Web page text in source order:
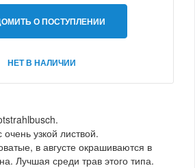
О ПОСТУПЛЕНИИ
НЕТ В НАЛИЧИИ
узкой листвой.
в августе окрашиваются в
Лучшая среди трав этого типа.